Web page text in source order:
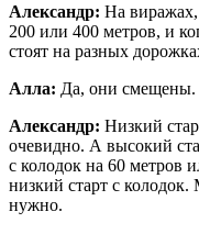
Александр: На
200 или 400 метров, и
стоят на разных
Алла: Да, они смещены.
Александр: Низкий
очевидно. А высокий
с колодок на 60 метров
низкий старт с
нужно.